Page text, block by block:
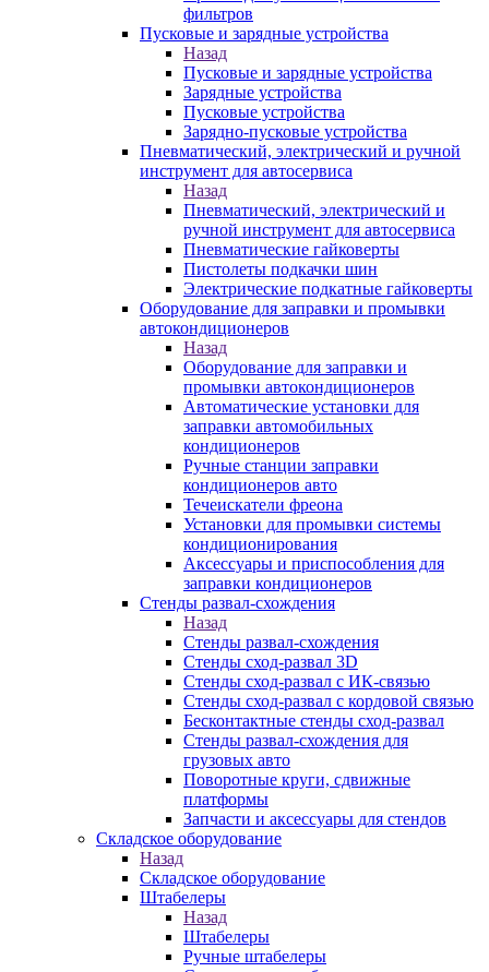
фильтров
Пусковые и зарядные устройства
Назад
Пусковые и зарядные устройства
Зарядные устройства
Пусковые устройства
Зарядно-пусковые устройства
Пневматический, электрический и ручной
инструмент для автосервиса
Назад
Пневматический, электрический и
ручной инструмент для автосервиса
Пневматические гайковерты
Пистолеты подкачки шин
Электрические подкатные гайковерты
Оборудование для заправки и промывки
автокондиционеров
Назад
Оборудование для заправки и
промывки автокондиционеров
Автоматические установки для
заправки автомобильных
кондиционеров
Ручные станции заправки
кондиционеров авто
Течеискатели фреона
Установки для промывки системы
кондиционирования
Аксессуары и приспособления для
заправки кондиционеров
Стенды развал-схождения
Назад
Стенды развал-схождения
Стенды сход-развал 3D
Стенды сход-развал с ИК-связью
Стенды сход-развал с кордовой связью
Бесконтактные стенды сход-развал
Стенды развал-схождения для
грузовых авто
Поворотные круги, сдвижные
платформы
Запчасти и аксессуары для стендов
Складское оборудование
Назад
Складское оборудование
Штабелеры
Назад
Штабелеры
Ручные штабелеры